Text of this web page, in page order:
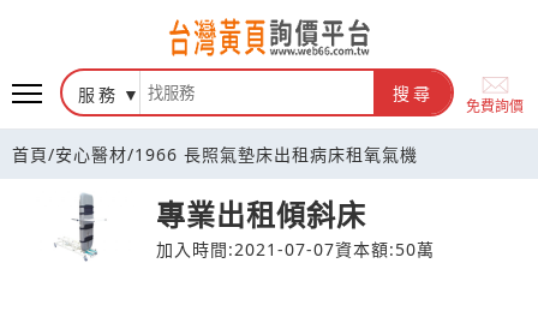
台灣黃頁詢價平台
服務 搜尋
免費詢價
首頁/安心醫材/1966 長照氣墊床出租病床租氧氣機
專業出租傾斜床
加入時間:2021-07-07資本額:50萬